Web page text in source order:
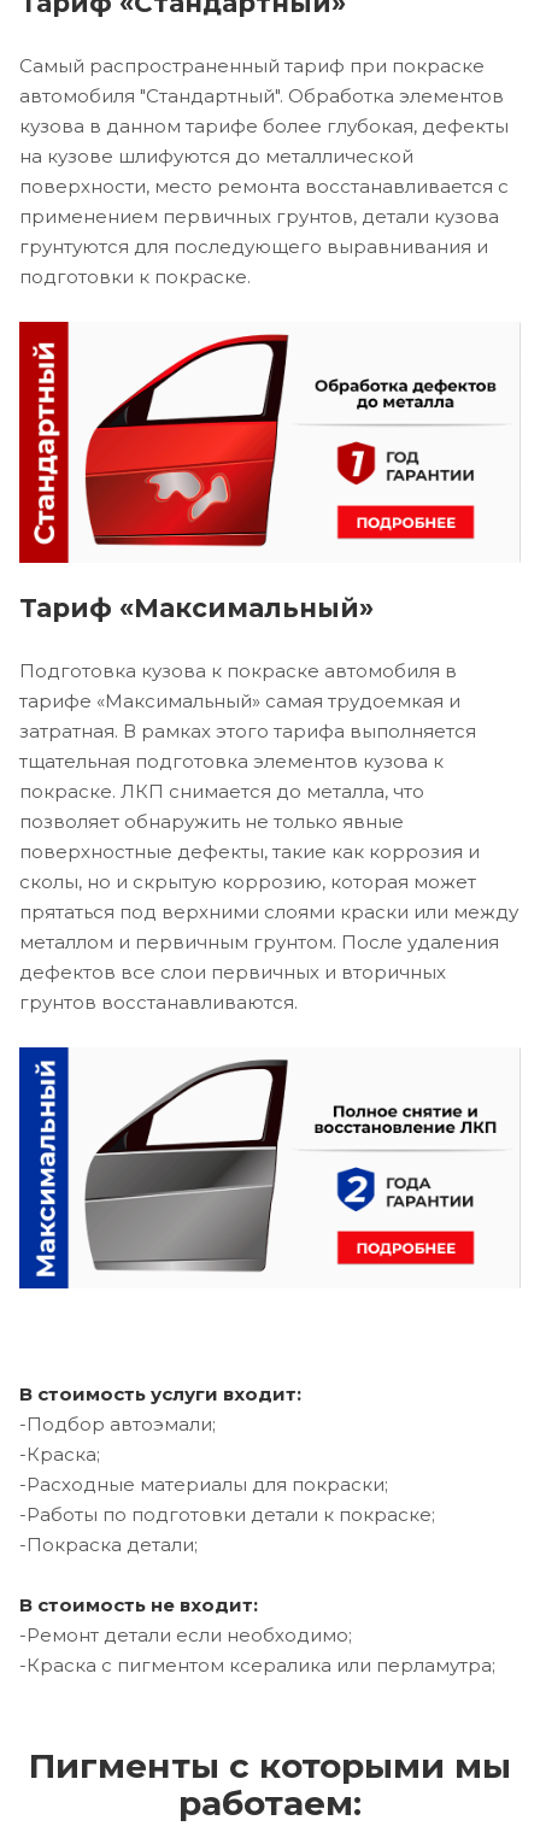
Самый распространенный тариф при покраске
автомобиля "Стандартный". Обработка элементов
кузова в данном тарифе более глубокая, дефекты
на кузове шлифуются до металлической
поверхности, место ремонта восстанавливается с
применением первичных грунтов, детали кузова
грунтуются для последующего выравнивания и
подготовки к покраске.
Тариф «Максимальный»
Подготовка кузова к покраске автомобиля в
тарифе «Максимальный» самая трудоемкая и
затратная. В рамках этого тарифа выполняется
тщательная подготовка элементов кузова к
покраске. ЛКП снимается до металла, что
позволяет обнаружить не только явные
поверхностные дефекты, такие как коррозия и
сколы, но и скрытую коррозию, которая может
прятаться под верхними слоями краски или между
металлом и первичным грунтом. После удаления
дефектов все слои первичных и вторичных
грунтов восстанавливаются.
В стоимость услуги входит:
-Подбор автоэмали;
-Краска;
-Расходные материалы для покраски;
-Работы по подготовки детали к покраске;
-Покраска детали;
В стоимость не входит:
-Ремонт детали если необходимо;
-Краска с пигментом ксералика или перламутра;
Пигменты с которыми мы
работаем: